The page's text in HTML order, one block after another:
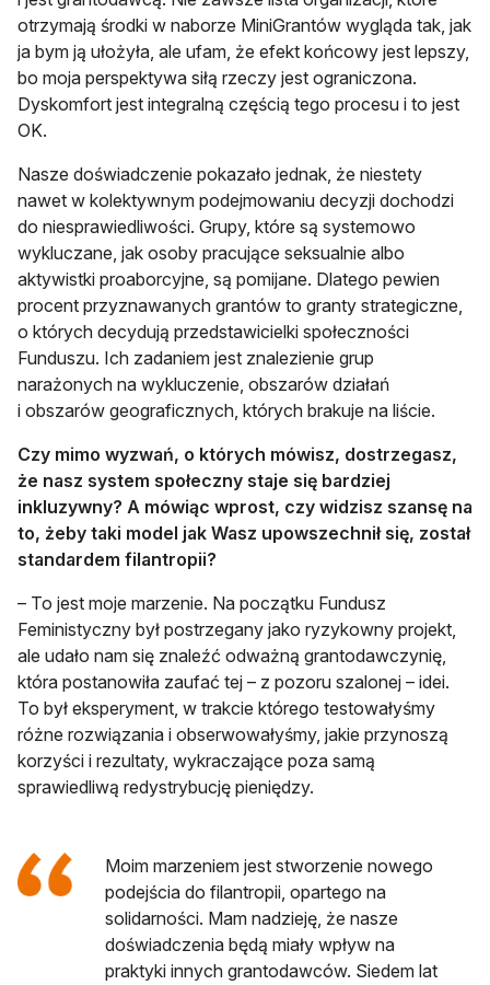
otrzymają środki w naborze MiniGrantów wygląda tak, jak
ja bym ją ułożyła, ale ufam, że efekt końcowy jest lepszy,
bo moja perspektywa siłą rzeczy jest ograniczona.
Dyskomfort jest integralną częścią tego procesu i to jest
OK.
Nasze doświadczenie pokazało jednak, że niestety
nawet w kolektywnym podejmowaniu decyzji dochodzi
do niesprawiedliwości. Grupy, które są systemowo
wykluczane, jak osoby pracujące seksualnie albo
aktywistki proaborcyjne, są pomijane. Dlatego pewien
procent przyznawanych grantów to granty strategiczne,
o których decydują przedstawicielki społeczności
Funduszu. Ich zadaniem jest znalezienie grup
narażonych na wykluczenie, obszarów działań
i obszarów geograficznych, których brakuje na liście.
Czy mimo wyzwań, o których mówisz, dostrzegasz,
że nasz system społeczny staje się bardziej
inkluzywny? A mówiąc wprost, czy widzisz szansę na
to, żeby taki model jak Wasz upowszechnił się, został
standardem filantropii?
– To jest moje marzenie. Na początku Fundusz
Feministyczny był postrzegany jako ryzykowny projekt,
ale udało nam się znaleźć odważną grantodawczynię,
która postanowiła zaufać tej – z pozoru szalonej – idei.
To był eksperyment, w trakcie którego testowałyśmy
różne rozwiązania i obserwowałyśmy, jakie przynoszą
korzyści i rezultaty, wykraczające poza samą
sprawiedliwą redystrybucję pieniędzy.
Moim marzeniem jest stworzenie nowego
podejścia do filantropii, opartego na
solidarności. Mam nadzieję, że nasze
doświadczenia będą miały wpływ na
praktyki innych grantodawców. Siedem lat